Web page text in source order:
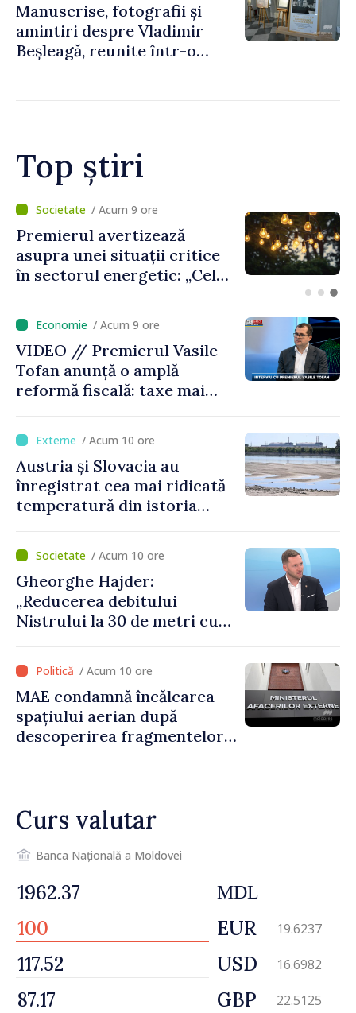
Manuscrise, fotografii și
amintiri despre Vladimir
Beșleagă, reunite într-o
Top știri
/ Acum 8 ore
Criza carburanților: Vasile
Tofan anunță că România va
sprijini Republica Moldova
/ Acum 9 ore
VIDEO // Premierul Vasile
Tofan anunță o amplă
reformă fiscală: taxe mai
mari pentru bănci, tutun și
jocurile de noroc
/ Acum 10 ore
Austria și Slovacia au
înregistrat cea mai ridicată
temperatură din istoria
/ Acum 10 ore
Gheorghe Hajder:
„Reducerea debitului
Nistrului la 30 de metri cubi
„catastrofă naturală”
/ Acum 10 ore
MAE condamnă încălcarea
spațiului aerian după
descoperirea fragmentelor
Curs valutar
Banca Națională a Moldovei
MDL
EUR 19.6237
USD 16.6982
GBP 22.5125